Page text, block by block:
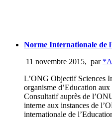
Norme Internationale de
11 novembre 2015, par
L’ONG Objectif Sciences
organisme d’Education
Consultatif auprès de
interne aux instances de
internationale de